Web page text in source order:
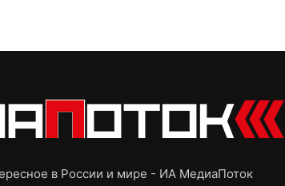
в России и мире - ИА МедиаПоток